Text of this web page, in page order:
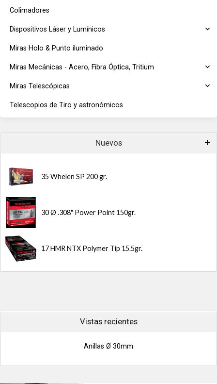
Colimadores
Dispositivos Láser y Lumínicos
Miras Holo & Punto iluminado
Miras Mecánicas - Acero, Fibra Óptica, Tritium
Miras Telescópicas
Telescopios de Tiro y astronómicos
Nuevos
35 Whelen SP 200 gr.
30 Ø .308" Power Point 150gr.
17 HMR NTX Polymer Tip 15.5gr.
Vistas recientes
Anillas Ø 30mm